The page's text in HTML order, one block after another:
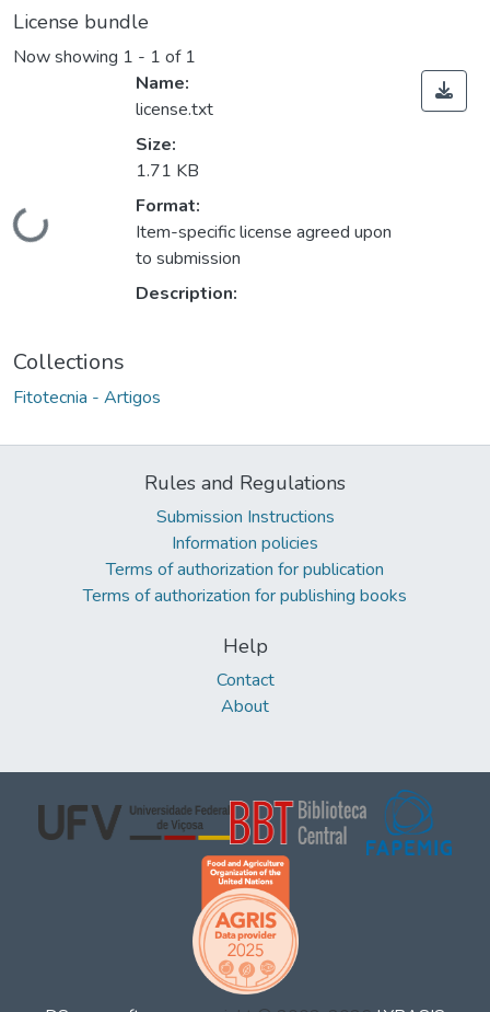
License bundle
Now showing 1 - 1 of 1
Loading...
Name:
license.txt
Size:
1.71 KB
Format:
Item-specific license agreed upon
to submission
Description:
Collections
Fitotecnia - Artigos
Rules and Regulations
Submission Instructions
Information policies
Terms of authorization for publication
Terms of authorization for publishing books
Help
Contact
About